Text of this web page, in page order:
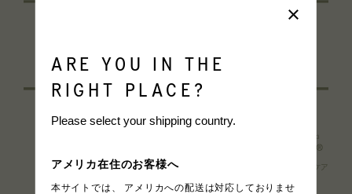
×
ARE YOU IN THE
RIGHT PLACE?
Please select your shipping country.
アメリカ在住のお客様へ
本サイトでは、 アメリカへの配送は対応しておりませ